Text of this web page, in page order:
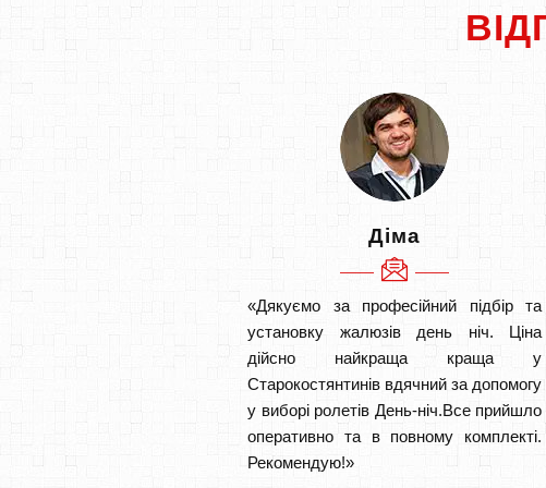
Діма
«Дякуємо за професійний підбір та
установку жалюзів день ніч. Ціна
дійсно найкраща краща у
Старокостянтинів вдячний за допомогу
у виборі ролетів День-ніч.Все прийшло
оперативно та в повному комплекті.
Рекомендую!»